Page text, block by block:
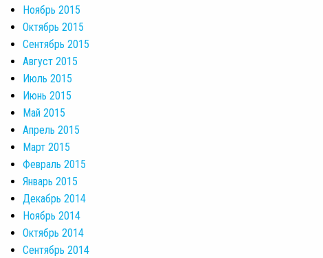
Ноябрь 2015
Октябрь 2015
Сентябрь 2015
Август 2015
Июль 2015
Июнь 2015
Май 2015
Апрель 2015
Март 2015
Февраль 2015
Январь 2015
Декабрь 2014
Ноябрь 2014
Октябрь 2014
Сентябрь 2014